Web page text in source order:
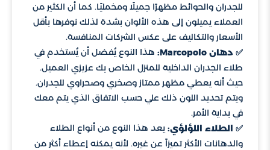
للجدران والحوائط مظهرًا جميلًا ومخمليًا. كما أن الكثير من
العملاء يميلون إلى هذه الألوان بشدة لذلك نوفرها بأقل
الأسعار والتكاليف على عكس الشركات المنافسة.
✅ دهان Marcopolo:
هذا النوع يُفضل أن يُستخدم في
طلاء الجدران الداخلية للمنزل الخاص بك عزيزي العميل.
حيث أنه يعطي مظهر ممتاز وصخري وصحراوي للجدران.
ويتم تحديد اللون ذلك علي حسب الاتفاق الذي يتم معك
في بداية الأمر.
✅ الطلاء اللؤلؤي: يعد هذا النوع من أنواع الطلاء
والدهانات الأكثر تميزاً عن غيره. لأنه يمكنه إعطاء أكثر من